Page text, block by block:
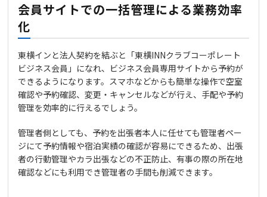
会員サイトでの一括管理による業務効率
化
東横インと法人契約を結ぶと「東横INNクラブコーポレート
ビジネス会員」になれ、ビジネス会員専用サイトから予約が
できるようになります。スマホなどからも簡単な操作で空室
確認や予約確認、変更・キャンセルなどが行え、手配や予約
管理を効率的に行えるでしょう。
管理者側としても、予約を出張者本人に任せても管理者ペー
ジにて予約情報や宿泊実績の確認が容易にできるため、出張
者の行動管理やカラ出張などの不正防止、有事の際の所在地
確認などにも利用でき管理者の手間も削減できます。